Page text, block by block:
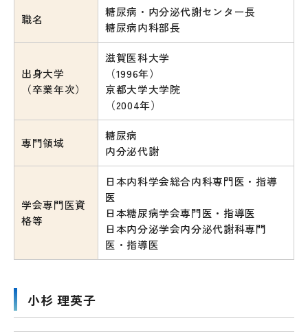
職名
糖尿病・内分泌代謝センター長
糖尿病内科部長
出身大学
（卒業年次）
滋賀医科大学
（1996年）
京都大学大学院
（2004年）
専門領域
糖尿病
内分泌代謝
学会専門医資
格等
日本内科学会総合内科専門医・指導
医
日本糖尿病学会専門医・指導医
日本内分泌学会内分泌代謝科専門
医・指導医
小杉 理英子